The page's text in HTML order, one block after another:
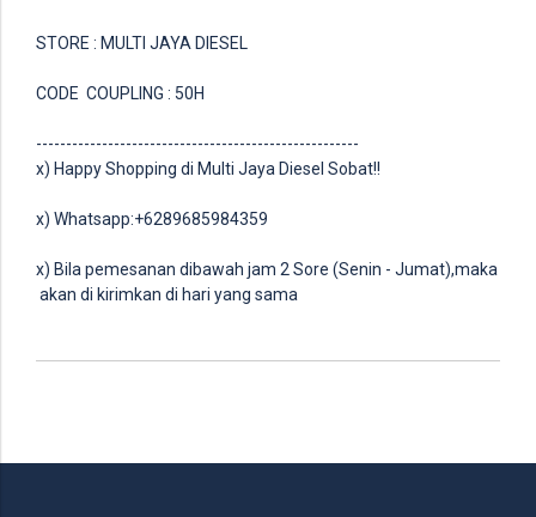
STORE : MULTI JAYA DIESEL
CODE COUPLING : 50H
------------------------------------------------------
x) Happy Shopping di Multi Jaya Diesel Sobat!!
x) Whatsapp:+6289685984359
x) Bila pemesanan dibawah jam 2 Sore (Senin - Jumat),maka
akan di kirimkan di hari yang sama